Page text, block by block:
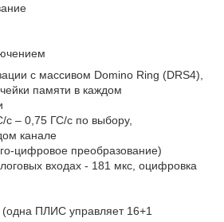
с массивом Domino Ring (DRS4),
памяти в каждом
– 0,75 ГС/с по выбору,
канале
цифровое преобразование)
входах - 181 мкс, оцифровка
ПЛИС управляет 16+1